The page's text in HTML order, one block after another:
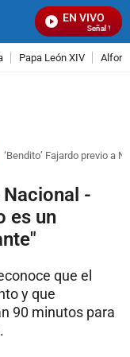
EN VIVO
Señal Visual
Papa León XIV
‘Bendito’ Fajardo previo a
Nacional -
es un
que el
y que
90 minutos para